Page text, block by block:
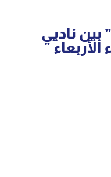
بين ناديي